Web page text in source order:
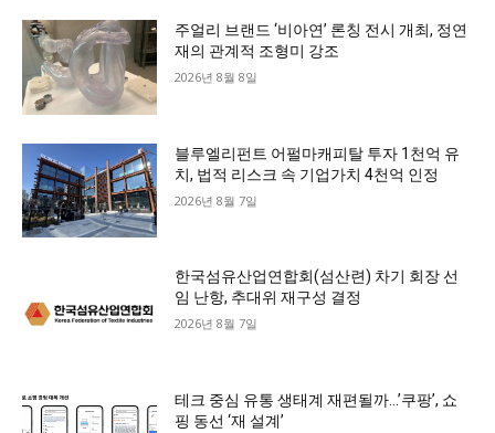
주얼리 브랜드 ‘비아연’ 론칭 전시 개최, 정연
재의 관계적 조형미 강조
2026년 8월 8일
블루엘리펀트 어펄마캐피탈 투자 1천억 유
치, 법적 리스크 속 기업가치 4천억 인정
2026년 8월 7일
한국섬유산업연합회(섬산련) 차기 회장 선
임 난항, 추대위 재구성 결정
2026년 8월 7일
테크 중심 유통 생태계 재편될까…’쿠팡’, 쇼
핑 동선 ‘재 설계’